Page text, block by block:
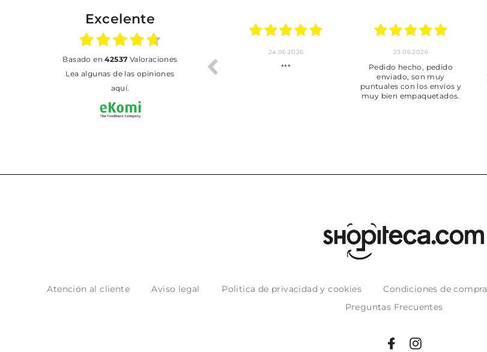
Excelente
basado en42537 Valoraciones
Lea algunas de las opiniones
aquí.
24.06.2026
***
23.06.2026
Pedido hecho, pedido
enviado, son muy
puntuales con los envíos y
muy bien empaquetados.
Atención al cliente Aviso legal Politica de privacidad y cookies Condiciones de compra
Preguntas Frecuentes